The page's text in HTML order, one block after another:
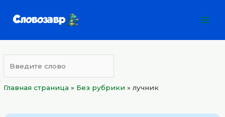
Главная страница » Без рубрики »лучник